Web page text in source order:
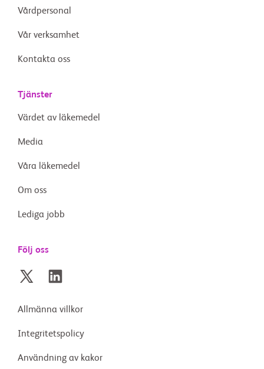
Vårdpersonal
Vår verksamhet
Kontakta oss
Tjänster
Värdet av läkemedel
Media
Våra läkemedel
Om oss
Lediga jobb
Följ oss
Allmänna villkor
Integritetspolicy
Användning av kakor